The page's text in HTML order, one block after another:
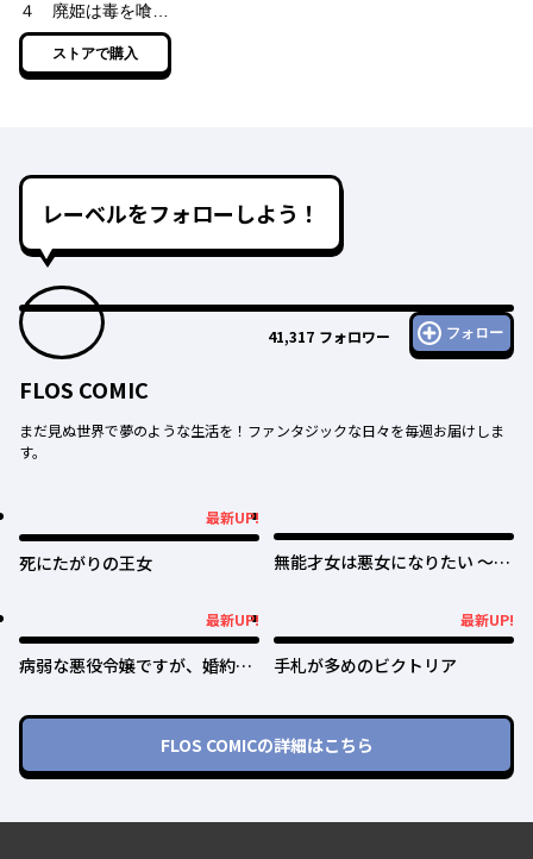
４ 廃姫は毒を喰ら
いて薬となす
ストアで購入
レーベルをフォローしよう！
41,317 フォロワー フォロー
FLOS COMIC
まだ見ぬ世界で夢のような生活を！ファンタジックな日々を毎週お届けしま
す。
最新UP!
死にたがりの王女
無能才女は悪女になりたい ～義
爵様の溺愛に気づかない～
最新UP!
病弱な悪役令嬢ですが、婚約者
たち犬猿の仲でしたよね!?)
最新UP!
手札が多めのビクトリア
FLOS COMICの詳細はこちら